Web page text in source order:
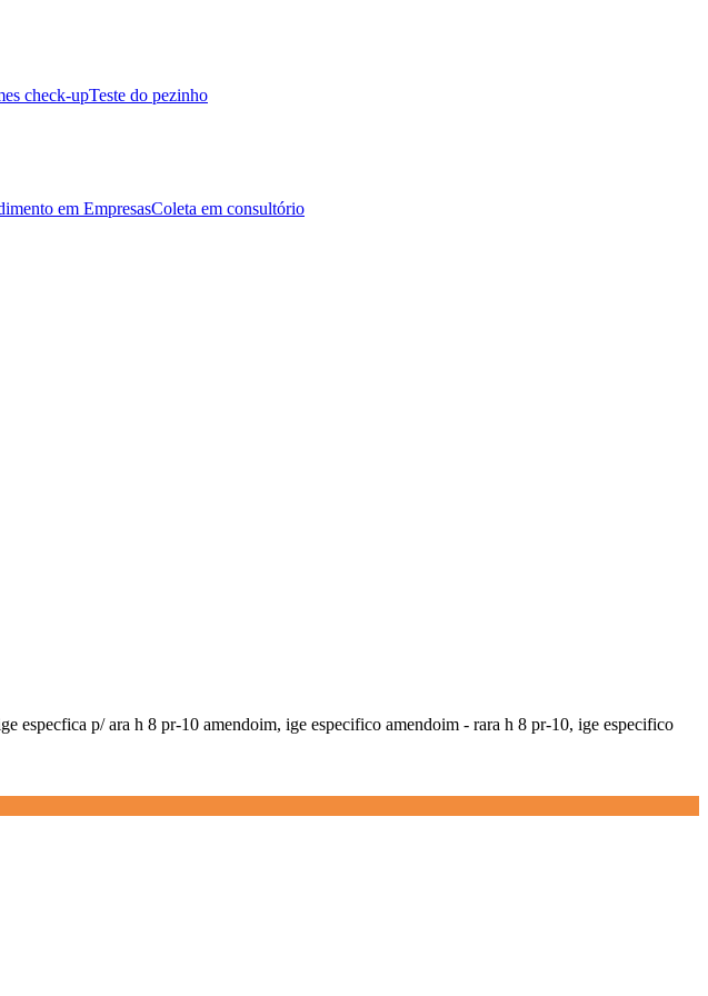
check-upTeste do pezinho
em EmpresasColeta em consultório
especfica p/ ara h 8 pr-10 amendoim, ige especifico amendoim - rara h 8 pr-10, ige especifico